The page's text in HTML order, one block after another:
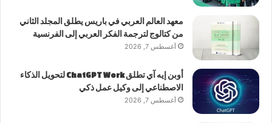
معهد العالم العربي في باريس يطلق المجلد الثاني
من كتالوج لترجمة الفكر العربي إلى الفرنسية
أغسطس 7, 2026
أوبن إيه آي تطلق ChatGPT Work لتحويل الذكاء
الاصطناعي إلى وكيل عمل ذكي
أغسطس 7, 2026